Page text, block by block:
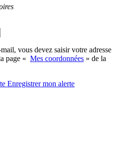
vous devez saisir votre adresse
page « Mes coordonnées » de la
Enregistrermon alerte